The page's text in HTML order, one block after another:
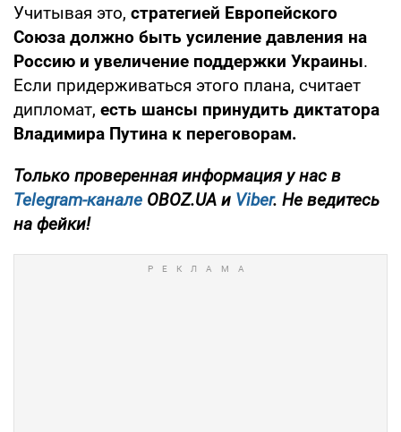
Учитывая это, стратегией Европейского
Союза должно быть усиление давления на
Россию и увеличение поддержки Украины.
Если придерживаться этого плана, считает
дипломат, есть шансы принудить диктатора
Владимира Путина к переговорам.
Только проверенная информация у нас в
Telegram-канале OBOZ.UA и Viber. Не ведитесь
на фейки!